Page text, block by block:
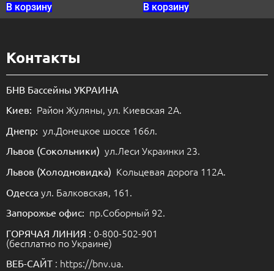
В корзину В корзину
Контакты
БНВ Бассейны УКРАИНА
Киев: Район Жуляны, ул. Киевская 2А.
Днепр: ул.Донецкое шоссе 166л.
Львов (Сокольники) ул.Леси Украинки 23.
Львов (Холодновидка) Кольцевая дорога 112А.
Одесса ул. Балковская, 161.
Запорожье офис: пр.Соборный 92.
ГОРЯЧАЯ ЛИНИЯ : 0-800-502-901
(бесплатно по Украине)
ВЕБ-САЙТ : https://bnv.ua.